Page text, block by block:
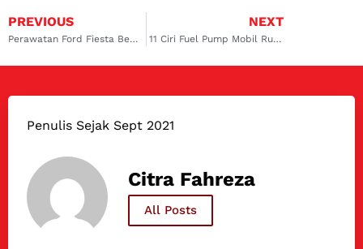
PREVIOUS
Perawatan Ford Fiesta Bekas, Biaya, dan Tips Membelinya
NEXT
11 Ciri Fuel Pump Mobil Rusak yang Wajib Dicek
Penulis Sejak Sept 2021
Citra Fahreza
All Posts